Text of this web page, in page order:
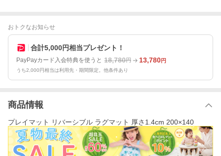
おトクなお知らせ
合計5,000円相当プレゼント！
PayPayカード入会特典を使うと 18,780円 13,780円
うち2,000円相当は利用先・期間限定。他条件あり
商品情報
プレイマット リバーシブル ラグマット 厚さ1.4cm 200×140